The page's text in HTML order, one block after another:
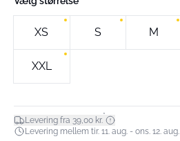
XS S M
XXL
Levering fra 39,00 kr.*
Levering mellem tir. 11. aug. - ons. 12. aug.